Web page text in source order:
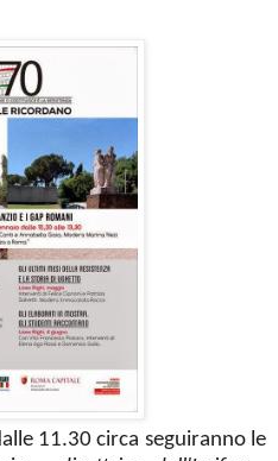
11.30 circa seguiranno le